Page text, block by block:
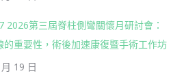
2026第三屆脊柱側彎關懷月研討會：
的重要性，術後加速康復暨手術工作坊
19 日